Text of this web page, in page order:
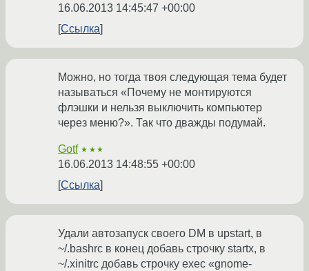
16.06.2013 14:45:47 +00:00
Ссылка
Можно, но тогда твоя следующая тема будет
называться «Почему не монтируются
флэшки и нельзя выключить компьютер
через меню?». Так что дважды подумай.
Gotf ★★★
16.06.2013 14:48:55 +00:00
Ссылка
Удали автозапуск своего DM в upstart, в
~/.bashrc в конец добавь строчку startx, в
~/.xinitrc добавь строчку exec «gnome-